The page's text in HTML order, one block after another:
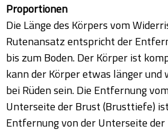
Proportionen
Die Länge des Körpers vom
Rutenansatz entspricht der
bis zum Boden. Der Körper ist
kann der Körper etwas länger und
bei Rüden sein. Die Entfernung
Unterseite der Brust (Brusttiefe)
Entfernung von der Unterseite der